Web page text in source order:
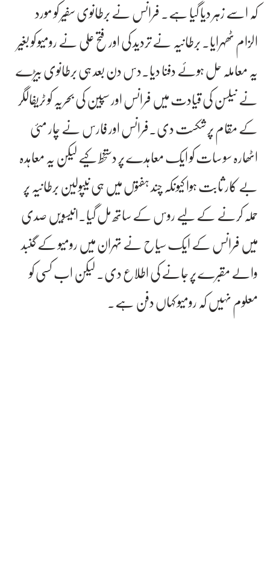
کہ اسے زہر دیا گیا ہے۔ فرانس نے برطانوی سفیر کو مورد
الزام ٹھہرایا۔ برطانیہ نے تردید کی اور فتح علی نے رومیو کو بغیر
یہ معاملہ حل ہوئے دفنا دیا۔دس دن بعد ہی برطانوی بیڑے
نے نیلسن کی قیادت میں فرانس اور سپین کی بحریہ کو ٹریفالگر
کے مقام پر شکست دی۔فرانس اور فارس نے چار مئی
اٹھارہ سو سات کو ایک معاہدے پر دستخط کیے لیکن یہ معاہدہ
بے کار ثابت ہوا کیونکہ چند ہفتوں میں ہی نیپولین برطانیہ پر
حملہ کرنے کے لیے روس کے ساتھ مل گیا۔انیسویں صدی
میں فرانس کے ایک سیاح نے تہران میں رومیو کے گنبد
والے مقبرے پر جانے کی اطلاع دی۔ لیکن اب کسی کو
معلوم نہیں کہ رومیو کہاں دفن ہے۔